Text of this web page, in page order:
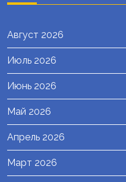
Август 2026
Июль 2026
Июнь 2026
Май 2026
Апрель 2026
Март 2026